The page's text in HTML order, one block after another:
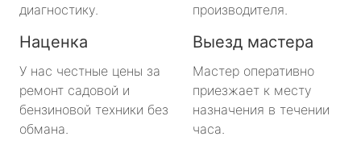
диагностику.
производителя.
Наценка
У нас честные цены за
ремонт садовой и
бензиновой техники без
обмана.
Выезд мастера
Мастер оперативно
приезжает к месту
назначения в течении
часа.